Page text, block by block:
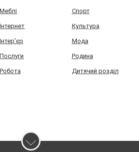
Меблі Спорт
Інтернет Культура
Інтер'єр Мода
Послуги Родина
Робота Дитячий розділ